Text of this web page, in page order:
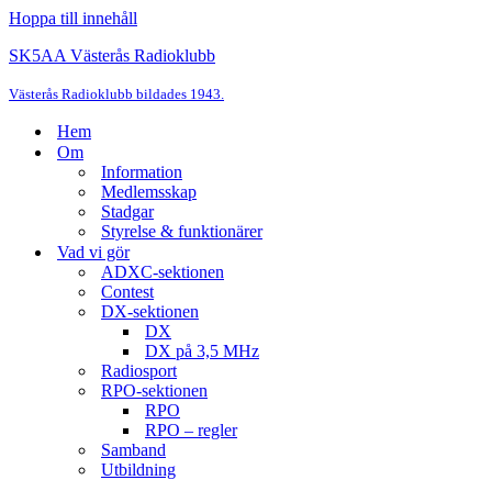
Hoppa till innehåll
SK5AA Västerås Radioklubb
Västerås Radioklubb bildades 1943.
Hem
Om
Information
Medlemsskap
Stadgar
Styrelse & funktionärer
Vad vi gör
ADXC-sektionen
Contest
DX-sektionen
DX
DX på 3,5 MHz
Radiosport
RPO-sektionen
RPO
RPO – regler
Samband
Utbildning